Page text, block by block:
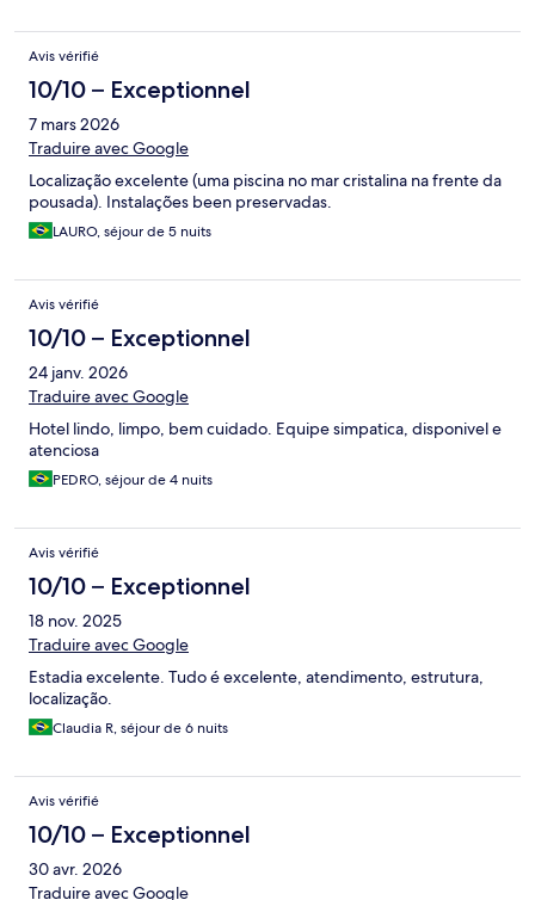
Avis vérifié
10/10 – Exceptionnel
7 mars 2026
Traduire avec Google
Localização excelente (uma piscina no mar cristalina na frente da
pousada). Instalações been preservadas.
LAURO, séjour de 5 nuits
Avis vérifié
10/10 – Exceptionnel
24 janv. 2026
Traduire avec Google
Hotel lindo, limpo, bem cuidado. Equipe simpatica, disponivel e
atenciosa
PEDRO, séjour de 4 nuits
Avis vérifié
10/10 – Exceptionnel
18 nov. 2025
Traduire avec Google
Estadia excelente. Tudo é excelente, atendimento, estrutura,
localização.
Claudia R, séjour de 6 nuits
Avis vérifié
10/10 – Exceptionnel
30 avr. 2026
Traduire avec Google